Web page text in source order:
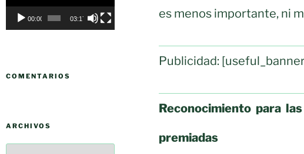
00:00 03:17
COMENTARIOS
ARCHIVOS
es menos importante, ni
Publicidad:
Reconocimiento para
premiadas